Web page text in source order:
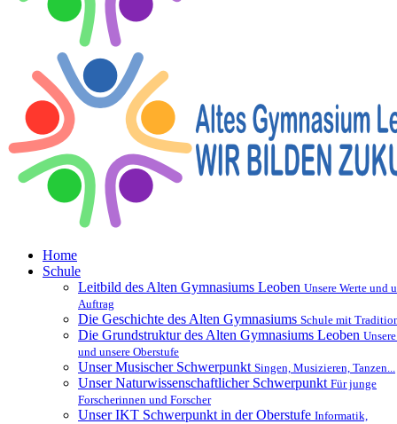
Home
Schule
Leitbild des Alten Gymnasiums Leoben Unsere Werte und
Auftrag
Die Geschichte des Alten Gymnasiums Schule mit
Die Grundstruktur des Alten Gymnasiums Leoben
und unsere Oberstufe
Unser Musischer Schwerpunkt Singen, Musizieren, Tanzen...
Unser Naturwissenschaftlicher Schwerpunkt Für junge
Forscherinnen und Forscher
Unser IKT Schwerpunkt in der Oberstufe Informatik,